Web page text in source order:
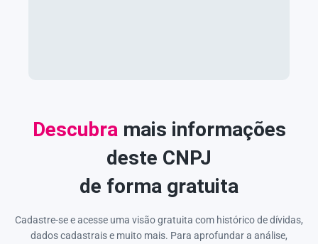
Descubra mais informações
deste CNPJ
de forma gratuita
Cadastre-se e acesse uma visão gratuita com histórico de dívidas,
dados cadastrais e muito mais. Para aprofundar a análise,